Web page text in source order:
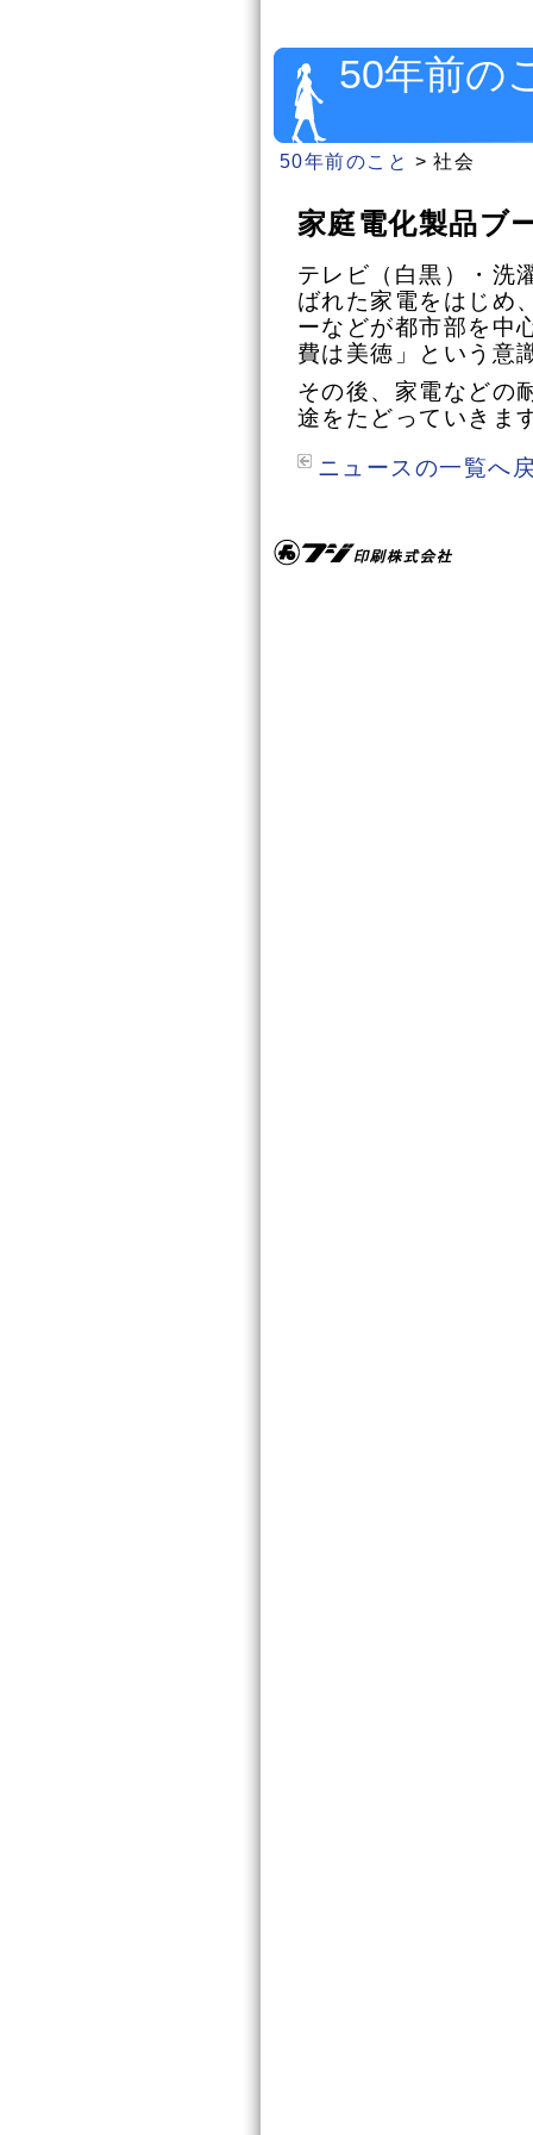
50年前の
50年前のこと >社会
家庭電化製品ブ
テレビ（白黒）・洗
ばれた家電をはじめ
ーなどが都市部を中
費は美徳」という意
その後、家電などの
途をたどっていきま
ニュースの一覧へ